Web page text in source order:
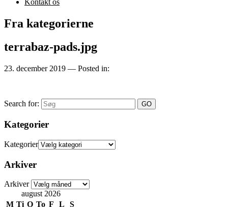
Fra kategorierne
terrabaz-pads.jpg
23. december 2019 — Posted in:
Search for:
Kategorier
Kategorier
Arkiver
Arkiver
august 2026
M Ti O To F L
S